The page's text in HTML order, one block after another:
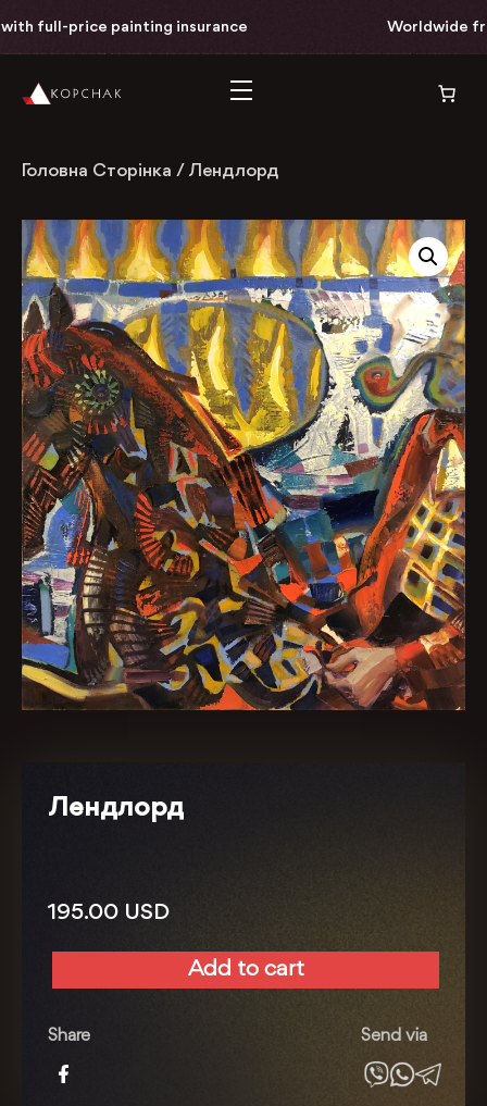
full-price painting insurance Worldwide
Головна Сторінка / Лендлорд
Лендлорд
195.00 USD
Add to cart
Share Send via